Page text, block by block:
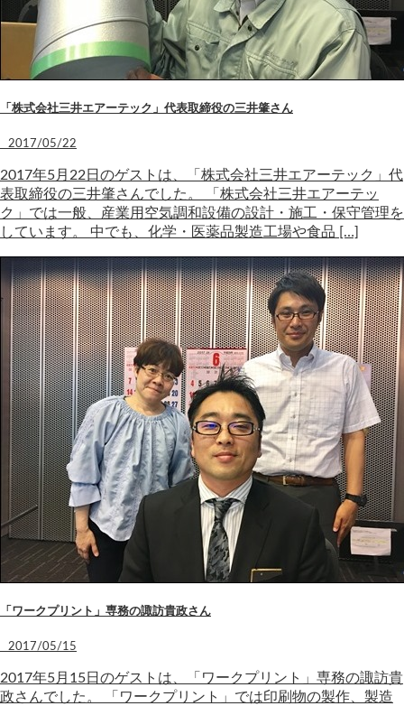
「株式会社三井エアーテック」代表取締役の三井肇さん
2017/05/22
2017年5月22日のゲストは、「株式会社三井エアーテック」代
表取締役の三井肇さんでした。 「株式会社三井エアーテッ
ク」では一般、産業用空気調和設備の設計・施工・保守管理を
しています。 中でも、化学・医薬品製造工場や食品 […]
「ワークプリント」専務の諏訪貴政さん
2017/05/15
2017年5月15日のゲストは、「ワークプリント」専務の諏訪貴
政さんでした。 「ワークプリント」では印刷物の製作、製造